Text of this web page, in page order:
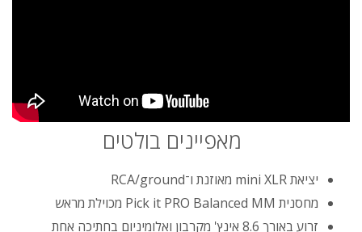
מאפיינים בולטים
יציאת mini XLR מאוזנת ו־RCA/ground
מחסנית Pick it PRO Balanced MM מכוילת מראש
זרוע באורך 8.6 אינץ' מקרבון ואלומיניום בחתיכה אחת